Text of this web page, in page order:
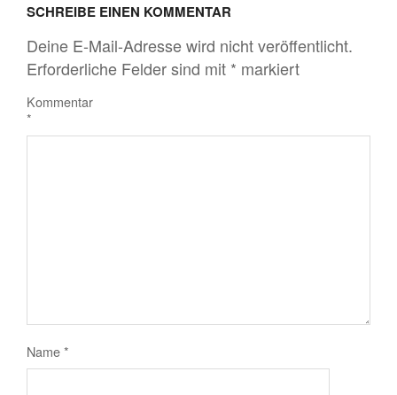
SCHREIBE EINEN KOMMENTAR
Deine E-Mail-Adresse wird nicht veröffentlicht.
Erforderliche Felder sind mit * markiert
Kommentar
*
Name*